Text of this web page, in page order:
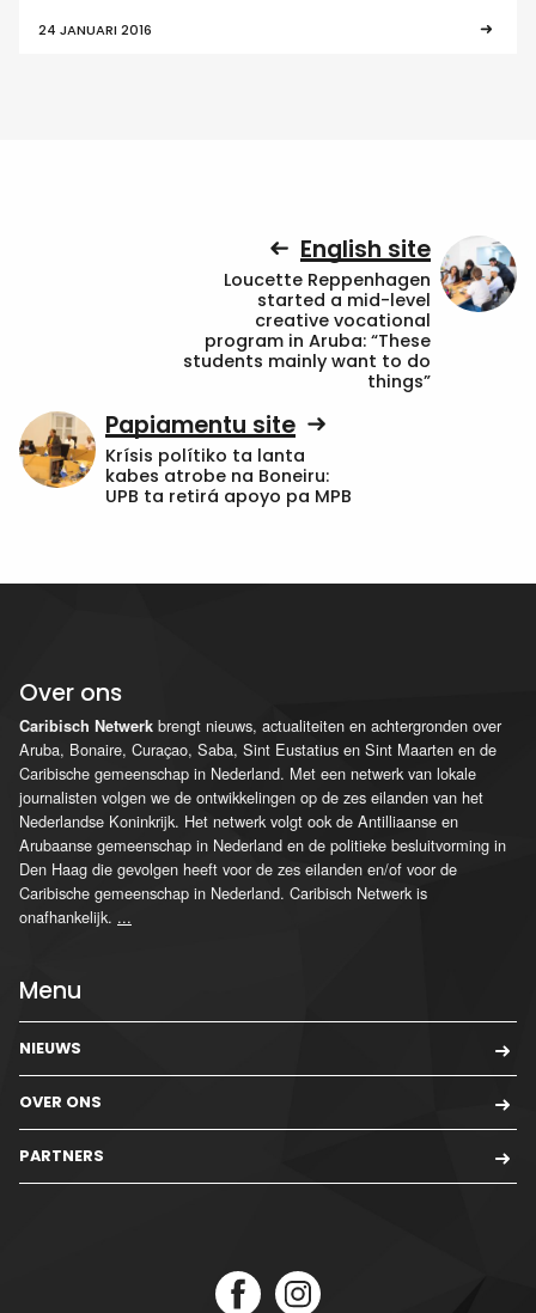
24 JANUARI 2016
English site
Loucette Reppenhagen
started a mid-level
creative vocational
program in Aruba: “These
students mainly want to do
things”
Papiamentu site
Krísis polítiko ta lanta
kabes atrobe na Boneiru:
UPB ta retirá apoyo pa MPB
Over ons
Caribisch Netwerk brengt nieuws, actualiteiten en achtergronden over
Aruba, Bonaire, Curaçao, Saba, Sint Eustatius en Sint Maarten en de
Caribische gemeenschap in Nederland. Met een netwerk van lokale
journalisten volgen we de ontwikkelingen op de zes eilanden van het
Nederlandse Koninkrijk. Het netwerk volgt ook de Antilliaanse en
Arubaanse gemeenschap in Nederland en de politieke besluitvorming in
Den Haag die gevolgen heeft voor de zes eilanden en/of voor de
Caribische gemeenschap in Nederland. Caribisch Netwerk is
onafhankelijk. ...
Menu
NIEUWS
OVER ONS
PARTNERS